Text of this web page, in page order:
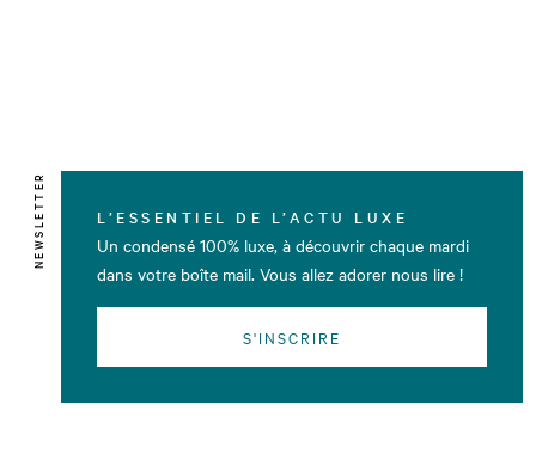
NEWSLETTER L’ESSENTIEL DE L’ACTU LUXE
Un condensé 100% luxe, à découvrir chaque mardi
dans votre boîte mail. Vous allez adorer nous lire !
S'INSCRIRE